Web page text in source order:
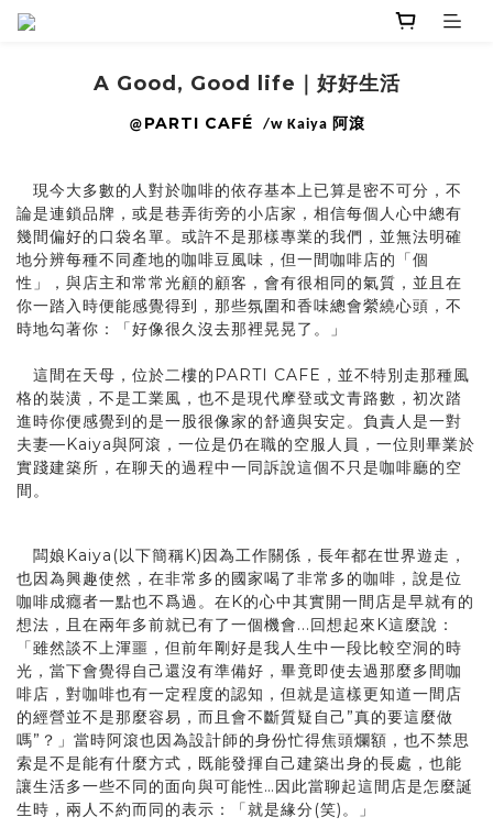
A Good, Good life｜好好生活
@ PARTI CAFÉ /w Kaiya 阿滾
現今大多數的人對於咖啡的依存基本上已算是密不可分，不
論是連鎖品牌，或是巷弄街旁的小店家，相信每個人心中總有
幾間偏好的口袋名單。或許不是那樣專業的我們，並無法明確
地分辨每種不同產地的咖啡豆風味，但一間咖啡店的「個
性」，與店主和常常光顧的顧客，會有很相同的氣質，並且在
你一踏入時便能感覺得到，那些氛圍和香味總會縈繞心頭，不
時地勾著你：「好像很久沒去那裡晃晃了。」
這間在天母，位於二樓的PARTI CAFE，並不特別走那種風
格的裝潢，不是工業風，也不是現代摩登或文青路數，初次踏
進時你便感覺到的是一股很像家的舒適與安定。負責人是一對
夫妻—Kaiya與阿滾，一位是仍在職的空服人員，一位則畢業於
實踐建築所，在聊天的過程中一同訴說這個不只是咖啡廳的空
間。
闆娘Kaiya(以下簡稱K)因為工作關係，長年都在世界遊走，
也因為興趣使然，在非常多的國家喝了非常多的咖啡，說是位
咖啡成癮者一點也不爲過。在K的心中其實開一間店是早就有的
想法，且在兩年多前就已有了一個機會...回想起來K這麼說：
「雖然談不上渾噩，但前年剛好是我人生中一段比較空洞的時
光，當下會覺得自己還沒有準備好，畢竟即使去過那麼多間咖
啡店，對咖啡也有一定程度的認知，但就是這樣更知道一間店
的經營並不是那麼容易，而且會不斷質疑自己”真的要這麼做
嗎”？」當時阿滾也因為設計師的身份忙得焦頭爛額，也不禁思
索是不是能有什麼方式，既能發揮自己建築出身的長處，也能
讓生活多一些不同的面向與可能性…因此當聊起這間店是怎麼誕
生時，兩人不約而同的表示：「就是緣分(笑)。」